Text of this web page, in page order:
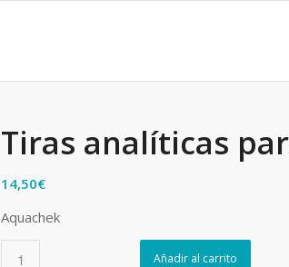
Tiras analíticas
14,50€
Aquachek
Añadir al carrito